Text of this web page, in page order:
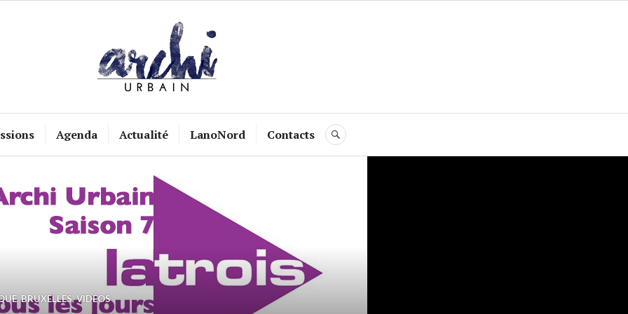
Agenda Actualité LanoNord Contacts RECHERCHE
,BRUXELLES,VIDÉOS